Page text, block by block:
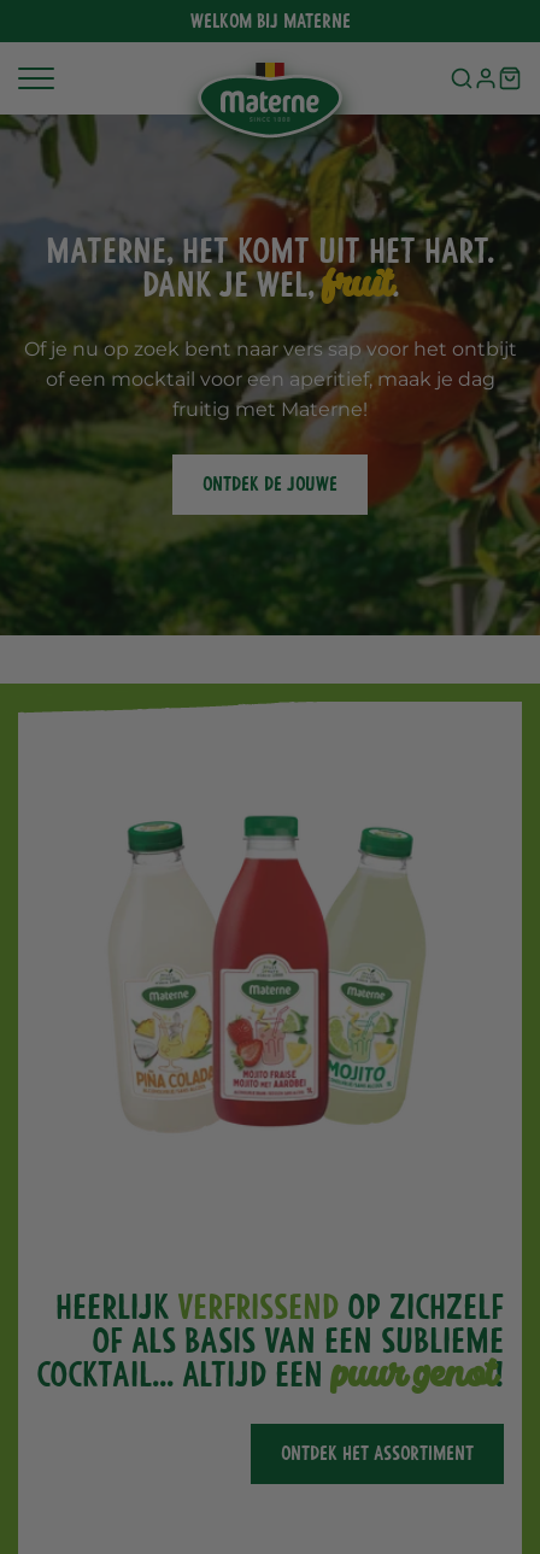
content
Welkom bij Materne
Materne, het komt uit het hart.
Dank je wel,fruit.
Of je nu op zoek bent naar vers sap voor het ontbijt
of een mocktail voor een aperitief, maak je dag
fruitig met Materne!
ONTDEK DE JOUWE
Heerlijk verfrissend op zichzelf
of als basis van een sublieme
cocktail... altijd eenpuurgenot!
ONTDEK HET ASSORTIMENT